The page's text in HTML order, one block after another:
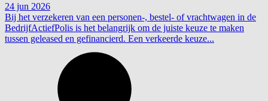
24 jun 2026
Bij het verzekeren van een personen-, bestel- of vrachtwagen in de
BedrijfActiefPolis is het belangrijk om de juiste keuze te maken
tussen geleased en gefinancierd. Een verkeerde keuze...